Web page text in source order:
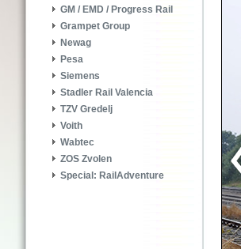
GM / EMD / Progress Rail
Grampet Group
Newag
Pesa
Siemens
Stadler Rail Valencia
TZV Gredelj
Voith
Wabtec
ZOS Zvolen
Special: RailAdventure